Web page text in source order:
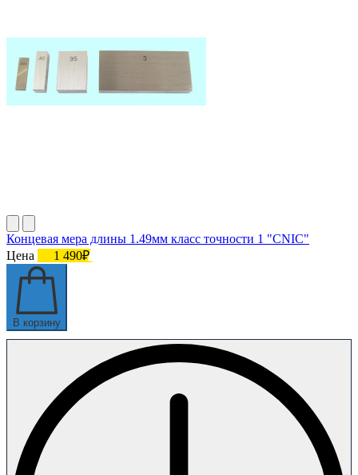
Концевая мера длины 1.49мм класс точности 1 "CNIC"
Цена
1 490₽
В корзину